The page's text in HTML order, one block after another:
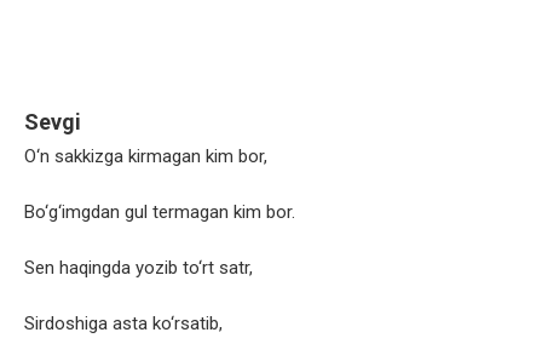
Sevgi
O‘n sakkizga kirmagan kim bor,
Bo‘g‘imgdan gul termagan kim bor.
Sen haqingda yozib to‘rt satr,
Sirdoshiga asta ko‘rsatib,